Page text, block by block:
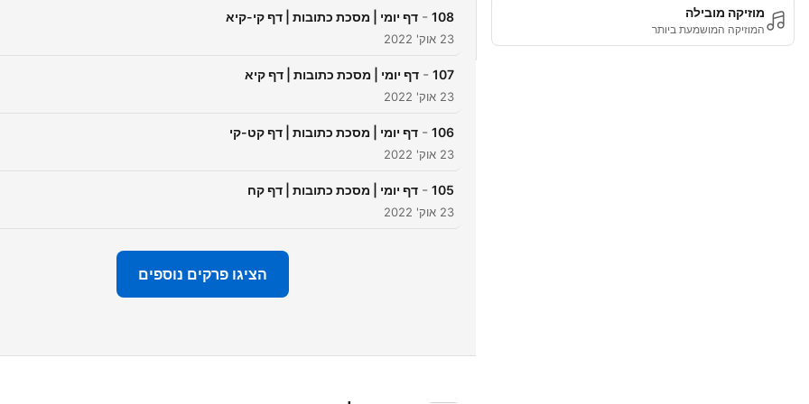
מוזיקה מובילה
המוזיקה המושמעת ביותר
si=A-odfXX-
ליצירת קשר בנושאי מדיה וכדו'
לתרומות להפצת תורת הישיבה
CampaingID=50251
108
- דף יומי | מסכת כתובות | דף קי-קיא
23 אוק' 2022
107
- דף יומי | מסכת כתובות | דף קיא
23 אוק' 2022
106
- דף יומי | מסכת כתובות | דף קט-קי
23 אוק' 2022
105
- דף יומי | מסכת כתובות | דף קח
23 אוק' 2022
הציגו פרקים נוספים